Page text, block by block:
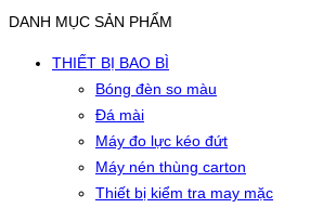
DANH MỤC SẢN PHẨM
THIẾT BỊ BAO BÌ
Bóng đèn so màu
Đá mài
Máy đo lực kéo đứt
Máy nén thùng carton
Thiết bị kiểm tra may mặc